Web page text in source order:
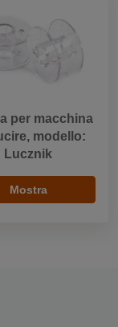
per macchina
modello:
Lucznik
Mostra